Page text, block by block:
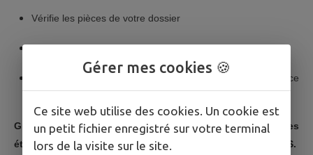
Vérifie les pièces de votre dossier
Recueille vos empreintes
Vous délivre un récépissé de demande de pièce
Grâce à ce numéro, vous pourrez suivre les différentes
étapes de votre demande directement sur le site de l’ANTS.
Gérer mes cookies 🍪
Ce site web utilise des cookies. Un cookie est
un petit fichier enregistré sur votre terminal
lors de la visite sur le site.